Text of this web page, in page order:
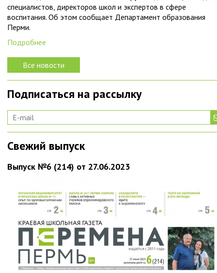
специалистов, директоров школ и экспертов в сфере
воспитания. Об этом сообщает Департамент образования
Перми.
Подробнее
Все новости
Подписаться на рассылку
Свежий выпуск
Выпуск №6 (214) от 27.06.2023